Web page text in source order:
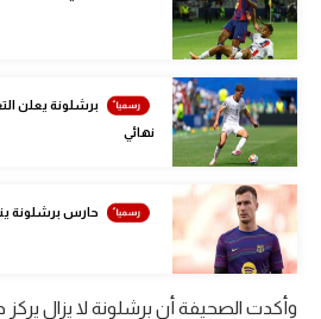
تحليل في الجول
حكايات في الجول
كويز في الجول
برشلونة يعلن
نهائي
حارس برشلونة
وأكدت الصحيفة أن برشلونة لا يزال